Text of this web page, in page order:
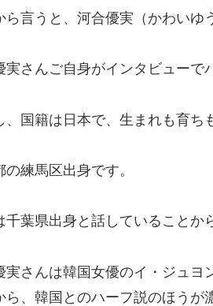
ら言うと、河合優実（かわいゆ
実さんご自身がインタビューで
、国籍は日本で、生まれも育ち
の練馬区出身です。
千葉県出身と話していることか
実さんは韓国女優のイ・ジュヨ
ら、韓国とのハーフ説のほうが